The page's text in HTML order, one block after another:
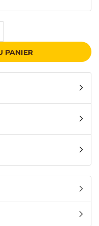
PANIER